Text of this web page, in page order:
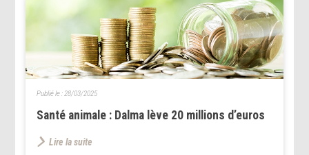
Santé animale : Dalma lève 20 millions d’euros
Publié le : 28/03/2025
Lire la suite